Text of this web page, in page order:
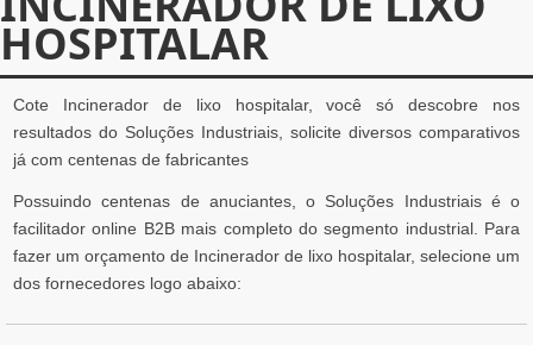
HOSPITALAR
Cote Incinerador de lixo hospitalar, você só descobre nos
resultados do Soluções Industriais, solicite diversos comparativos
já com centenas de fabricantes
Possuindo centenas de anuciantes, o Soluções Industriais é o
facilitador online B2B mais completo do segmento industrial. Para
fazer um orçamento de Incinerador de lixo hospitalar, selecione um
dos fornecedores logo abaixo: